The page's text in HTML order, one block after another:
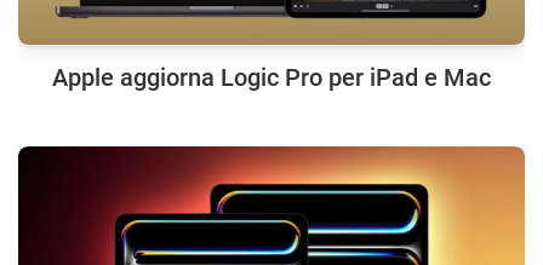
Apple aggiorna Logic Pro per iPad e Mac